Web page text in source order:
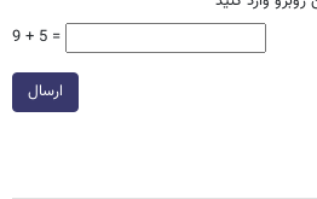
9 + 5 =
ارسال